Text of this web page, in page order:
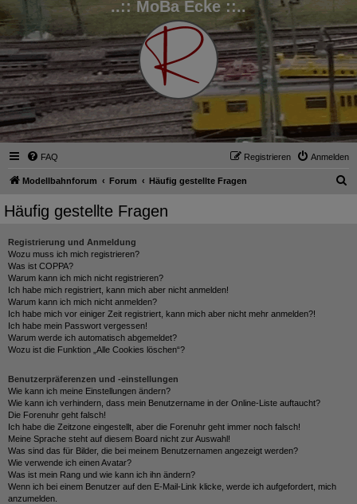
..:: MoBa Ecke ::..
FAQ Anmelden
Registrieren
Modellbahnforum Forum Häufig gestellte Fragen
Häufig gestellte Fragen
Registrierung und Anmeldung
Wozu muss ich mich registrieren?
Was ist COPPA?
Warum kann ich mich nicht registrieren?
Ich habe mich registriert, kann mich aber nicht anmelden!
Warum kann ich mich nicht anmelden?
Ich habe mich vor einiger Zeit registriert, kann mich aber nicht mehr anmelden?!
Ich habe mein Passwort vergessen!
Warum werde ich automatisch abgemeldet?
Wozu ist die Funktion „Alle Cookies löschen“?
Benutzerpräferenzen und -einstellungen
Wie kann ich meine Einstellungen ändern?
Wie kann ich verhindern, dass mein Benutzername in der Online-Liste auftaucht?
Die Forenuhr geht falsch!
Ich habe die Zeitzone eingestellt, aber die Forenuhr geht immer noch falsch!
Meine Sprache steht auf diesem Board nicht zur Auswahl!
Was sind das für Bilder, die bei meinem Benutzernamen angezeigt werden?
Wie verwende ich einen Avatar?
Was ist mein Rang und wie kann ich ihn ändern?
Wenn ich bei einem Benutzer auf den E-Mail-Link klicke, werde ich aufgefordert, mich
anzumelden.